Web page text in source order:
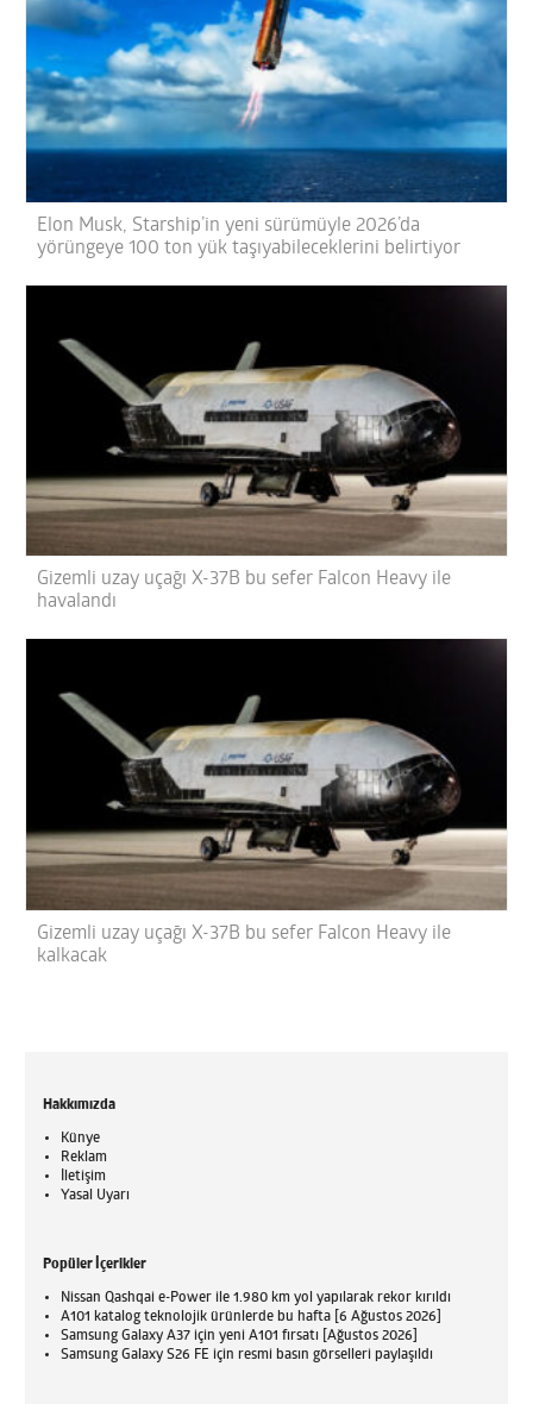
Elon Musk, Starship’in yeni sürümüyle 2026’da
yörüngeye 100 ton yük taşıyabileceklerini belirtiyor
Gizemli uzay uçağı X-37B bu sefer Falcon Heavy ile
havalandı
Gizemli uzay uçağı X-37B bu sefer Falcon Heavy ile
kalkacak
Hakkımızda
Künye
Reklam
İletişim
Yasal Uyarı
Popüler İçerikler
Nissan Qashqai e-Power ile 1.980 km yol yapılarak rekor kırıldı
A101 katalog teknolojik ürünlerde bu hafta [6 Ağustos 2026]
Samsung Galaxy A37 için yeni A101 fırsatı [Ağustos 2026]
Samsung Galaxy S26 FE için resmi basın görselleri paylaşıldı